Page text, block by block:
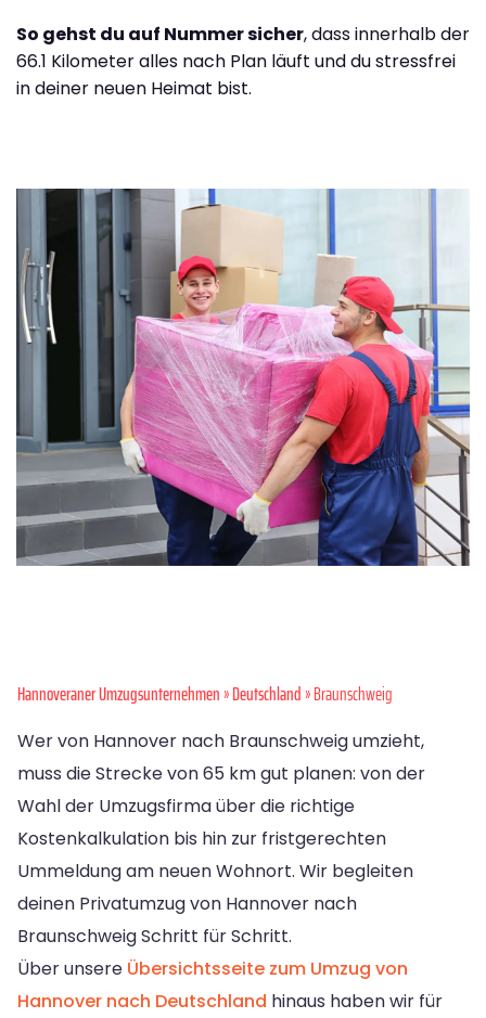
So gehst du auf Nummer sicher, dass innerhalb der
66.1 Kilometer alles nach Plan läuft und du stressfrei
in deiner neuen Heimat bist.
Hannoveraner Umzugsunternehmen»Deutschland» Braunschweig
Wer von Hannover nach Braunschweig umzieht,
muss die Strecke von 65 km gut planen: von der
Wahl der Umzugsfirma über die richtige
Kostenkalkulation bis hin zur fristgerechten
Ummeldung am neuen Wohnort. Wir begleiten
deinen Privatumzug von Hannover nach
Braunschweig Schritt für Schritt.
Über unsere Übersichtsseite zum Umzug von
Hannover nach Deutschland hinaus haben wir für